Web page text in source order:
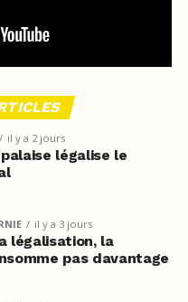
il y a 2 jours
légalise le
il y a 3 jours
légalisation, la
pas davantage